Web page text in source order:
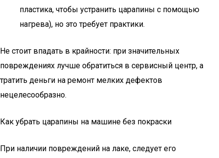
пластика, чтобы устранить царапины с помощью
нагрева), но это требует практики.
Не стоит впадать в крайности: при значительных
повреждениях лучше обратиться в сервисный центр, а
тратить деньги на ремонт мелких дефектов
нецелесообразно.
Как убрать царапины на машине без покраски
При наличии повреждений на лаке, следует его